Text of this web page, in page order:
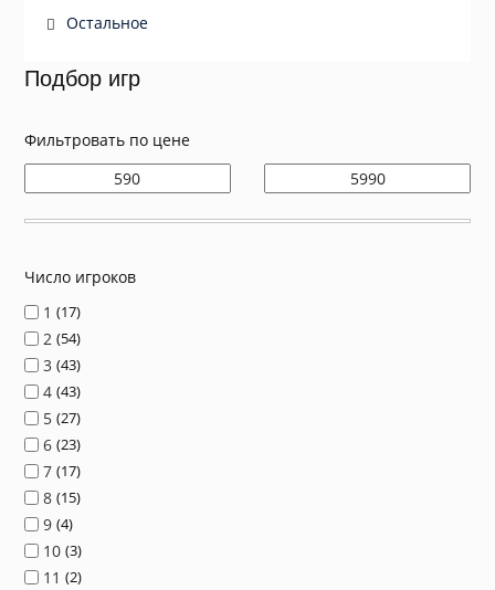
Остальное
Подбор игр
Фильтровать по цене
Число игроков
1
17
2 54
3 43
4 43
5 27
6 23
7 17
8 15
9 4
10 3
11 2